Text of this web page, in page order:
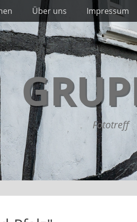
Über uns Impressum
Fototreff